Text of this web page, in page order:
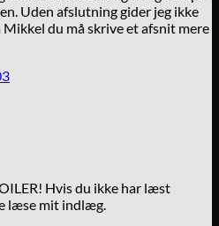
Uden afslutning gider jeg ikke
Mikkel du må skrive et afsnit mere
Hvis du ikke har læst
læse mit indlæg.